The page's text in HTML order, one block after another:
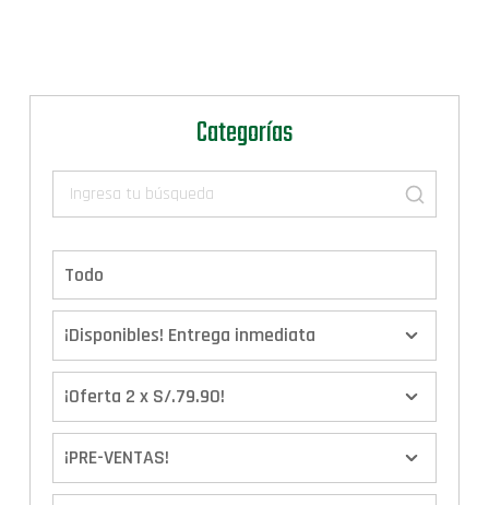
Categorías
Todo
¡Disponibles! Entrega inmediata
¡Oferta 2 x S/.79.90!
¡PRE-VENTAS!